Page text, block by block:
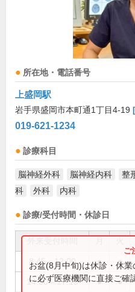
所在地・電話番号
上盛岡駅
岩手県盛岡市本町通1丁目4-19
019-621-1234
診療科目
脳神経外科 脳神経内科 整
科
外科 内科
診療/受付時間・休診日
8:45～12:00 ● ●
14:00～17:15 ● ●
お盆(8月中旬)は休診・休
に必ず医療機関に直接ご確